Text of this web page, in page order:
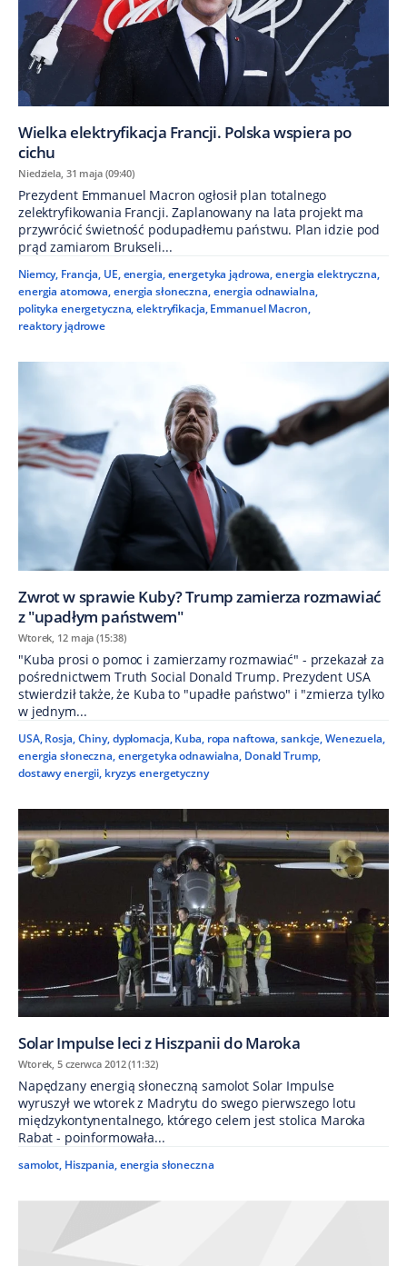
Wielka elektryfikacja Francji. Polska wspiera po
cichu
Niedziela, 31 maja (09:40)
Prezydent Emmanuel Macron ogłosił plan totalnego
zelektryfikowania Francji. Zaplanowany na lata projekt ma
przywrócić świetność podupadłemu państwu. Plan idzie pod
prąd zamiarom Brukseli...
Niemcy, Francja, UE,energia,energetyka jądrowa,energia elektryczna,
energia atomowa,energia słoneczna,energia odnawialna,
polityka energetyczna,elektryfikacja, Emmanuel Macron,
reaktory jądrowe
Zwrot w sprawie Kuby? Trump zamierza rozmawiać
z "upadłym państwem"
Wtorek, 12 maja (15:38)
"Kuba prosi o pomoc i zamierzamy rozmawiać" - przekazał za
pośrednictwem Truth Social Donald Trump. Prezydent USA
stwierdził także, że Kuba to "upadłe państwo" i "zmierza tylko
w jednym...
USA, Rosja,Chiny,dyplomacja, Kuba, ropa naftowa,sankcje,Wenezuela,
energia słoneczna,energetyka odnawialna, Donald Trump,
dostawy energii, kryzys energetyczny
Solar Impulse leci z Hiszpanii do Maroka
Wtorek, 5 czerwca 2012 (11:32)
Napędzany energią słoneczną samolot Solar Impulse
wyruszył we wtorek z Madrytu do swego pierwszego lotu
międzykontynentalnego, którego celem jest stolica Maroka
Rabat - poinformowała...
samolot, Hiszpania,energia słoneczna